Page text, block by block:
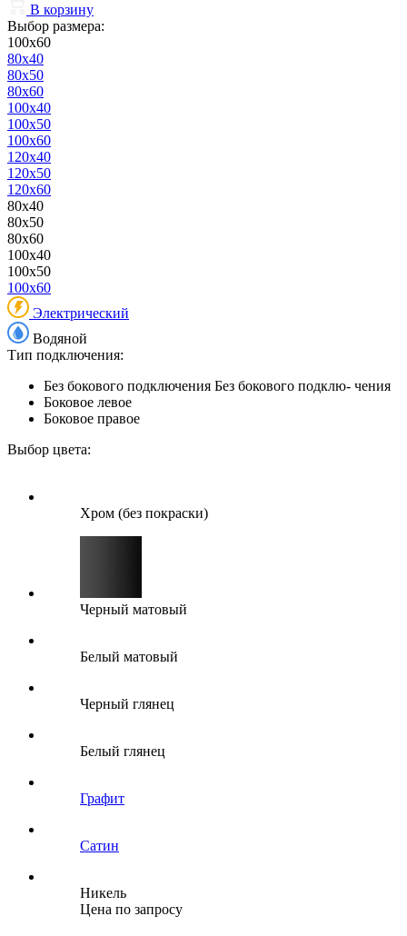
В корзину
Выбор размера:
100x60
80x40
80x50
80x60
100x40
100x50
100x60
120x40
120x50
120x60
80x40
80x50
80x60
100x40
100x50
100x60
Электрический
Водяной
Тип подключения:
Без бокового подключения Без бокового подклю- чения
Боковое левое
Боковое правое
Выбор цвета:
Хром (без покраски)
Черный матовый
Белый матовый
Черный глянец
Белый глянец
Графит
Сатин
Никель
Цена по запросу